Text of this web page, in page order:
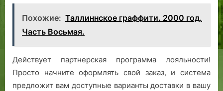
Похожие: Таллиннское граффити. 2000 год.
Часть Восьмая.
Действует партнерская программа лояльности!
Просто начните оформлять свой заказ, и система
предложит вам доступные варианты доставки в вашу